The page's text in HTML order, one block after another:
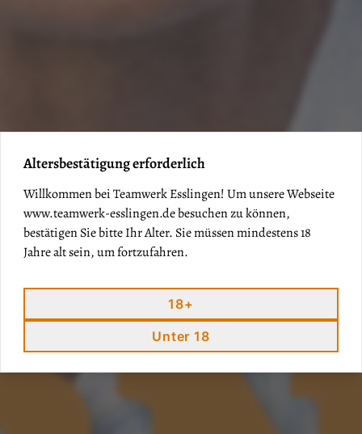
Altersbestätigung erforderlich
Willkommen bei Teamwerk Esslingen! Um unsere Webseite
www.teamwerk-esslingen.debesuchen zu können,
bestätigen Sie bitte Ihr Alter. Sie müssen mindestens 18
Jahre alt sein, um fortzufahren.
18+
Unter 18